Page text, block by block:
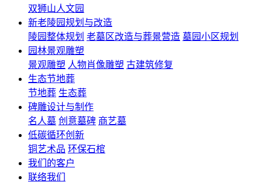
双狮山人文园
新老陵园规划与改造
陵园整体规划 老墓区改造与葬景营造 墓园小区规划
园林景观雕塑
景观雕塑 人物肖像雕塑 古建筑修复
生态节地葬
节地葬 生态葬
碑雕设计与制作
名人墓 创意墓碑 商艺墓
低碳循环创新
铜艺术品 环保石棺
我们的客户
联络我们